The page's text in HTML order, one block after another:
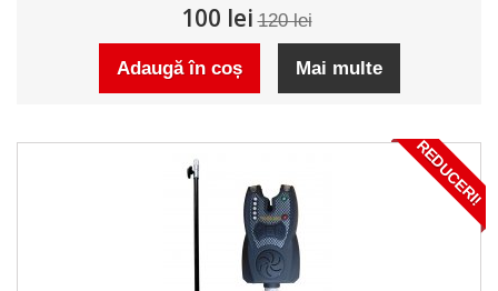
100 lei 120 lei
Adaugă în coș Mai multe
REDUCERI!